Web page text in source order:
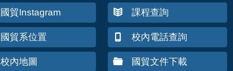
國貿Instagram
國貿系位置
校內地圖
課程查詢
校內電話查詢
國貿文件下載